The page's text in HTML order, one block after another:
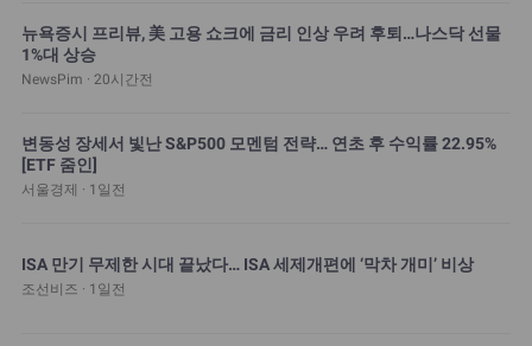
뉴욕증시 프리뷰, 美 고용 쇼크에 금리 인상 우려 후퇴…나스닥 선물
1%대 상승
NewsPim · 20시간전
변동성 장세서 빛난 S&P500 모멘텀 전략… 연초 후 수익률 22.95%
[ETF 줌인]
서울경제 · 1일전
ISA 만기 무제한 시대 끝났다… ISA 세제개편에 ‘막차 개미’ 비상
조선비즈 · 1일전